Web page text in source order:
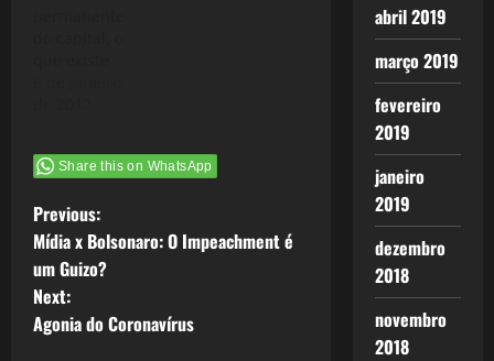
(O Capital -
Crise 2.0
pode ser lida
forma autônoma,
sem se
preocupar
Share this on WhatsApp
P
o
s
Previous:
Mídia x Bolsonaro: O Impeachment é
um Guizo?
Next:
Agonia do Coronavírus
abril 2019
março 2019
fevereiro
2019
janeiro
2019
dezembro
2018
novembro
2018